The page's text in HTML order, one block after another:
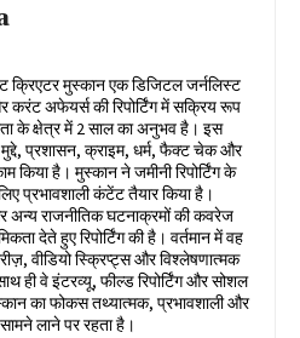
क्रिएटर मुस्कान एक डिजिटल जर्नलिस्ट
अफेयर्स की रिपोर्टिंग में सक्रिय रूप
के क्षेत्र में 2 साल का अनुभव है। इस
मुद्दे, प्रशासन, क्राइम, धर्म, फैक्ट चेक और
किया है। मुस्कान ने जमीनी रिपोर्टिंग के
प्रभावशाली कंटेंट तैयार किया है।
अन्य राजनीतिक घटनाक्रमों की कवरेज
देते हुए रिपोर्टिंग की है। वर्तमान में वह
वीडियो स्क्रिप्ट्स और विश्लेषणात्मक
ही वे इंटरव्यू, फील्ड रिपोर्टिंग और सोशल
का फोकस तथ्यात्मक, प्रभावशाली और
लाने पर रहता है।